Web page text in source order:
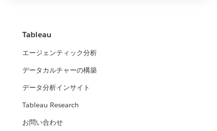
Tableau
エージェンティック分析
データカルチャーの構築
データ分析インサイト
Tableau Research
お問い合わせ